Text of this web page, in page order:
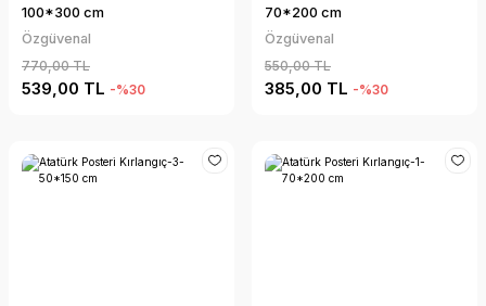
100*300 cm
Özgüvenal
770,00 TL
539,00 TL -%30
70*200 cm
Özgüvenal
550,00 TL
385,00 TL -%30